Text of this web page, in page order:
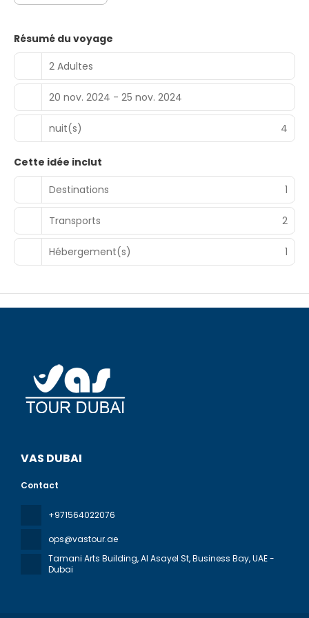
Résumé du voyage
2 Adultes
20 nov. 2024 - 25 nov. 2024
nuit(s) 4
Cette idée inclut
Destinations
1
Transports 2
Hébergement(s) 1
VAS DUBAI
Contact
+971564022076
ops@vastour.ae
Tamani Arts Building, Al Asayel St, Business Bay, UAE -
Dubai